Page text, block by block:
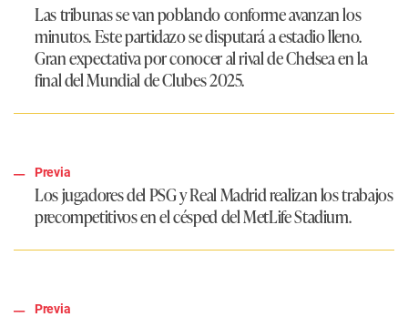
Las tribunas se van poblando conforme avanzan los
minutos. Este partidazo se disputará a estadio lleno.
Gran expectativa por conocer al rival de Chelsea en la
final del Mundial de Clubes 2025.
Previa
Los jugadores del PSG y Real Madrid realizan los trabajos
precompetitivos en el césped del MetLife Stadium.
Previa